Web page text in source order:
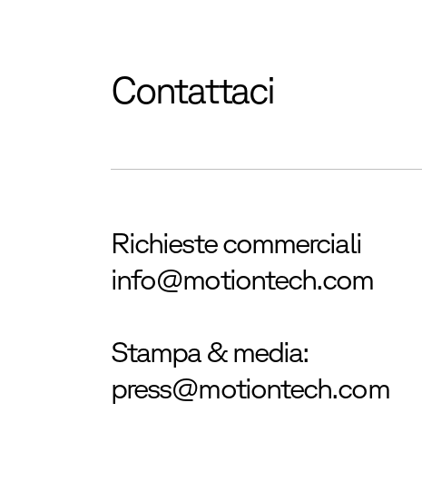
Contattaci
Richieste commerciali
info@motiontech.com
Stampa & media:
press@motiontech.com